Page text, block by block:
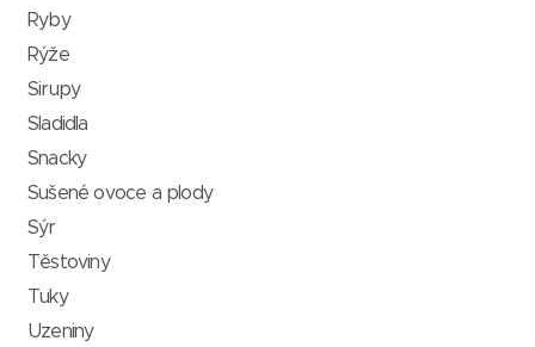
Ryby
Rýže
Sirupy
Sladidla
Snacky
Sušené ovoce a plody
Sýr
Těstoviny
Tuky
Uzeniny